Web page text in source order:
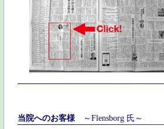
当院へのお客様 ～Flensborg 氏～